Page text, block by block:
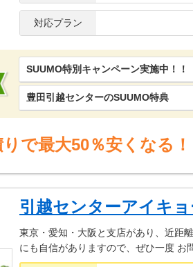
対応プラン
SUUMO特別キャンペーン実施中！！
豊田引越センターのSUUMO特典
で最大50％安くなる！
引越センターアイキ
東京・愛知・大阪と支店があり、近距
にも自信がありますので、ぜひ一度 お